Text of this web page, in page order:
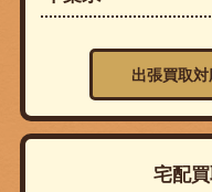
出張買取
宅配買